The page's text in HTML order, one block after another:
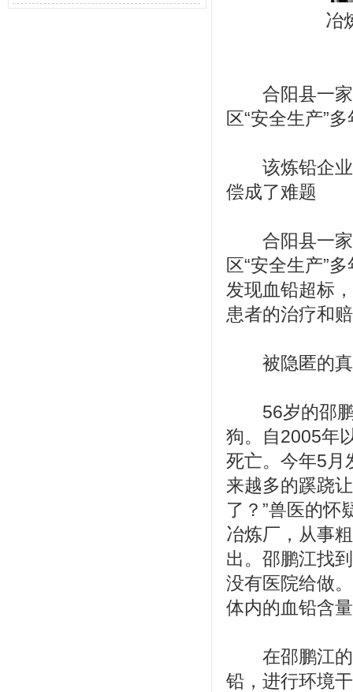
冶
合阳县一家
区“安全生产”
该炼铅企业
偿成了难题
合阳县一家
区“安全生产”
发现血铅超标
患者的治疗和
被隐匿的真
56岁的邵鹏
狗。自2005年
死亡。今年5月
来越多的蹊跷
了？”兽医的怀
冶炼厂，从事
出。邵鹏江找
没有医院给做
体内的血铅含
在邵鹏江的
铅，进行环境